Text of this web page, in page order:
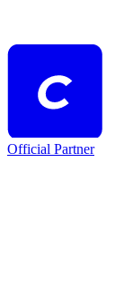
Official Partner